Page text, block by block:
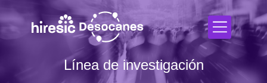
Línea de investigación